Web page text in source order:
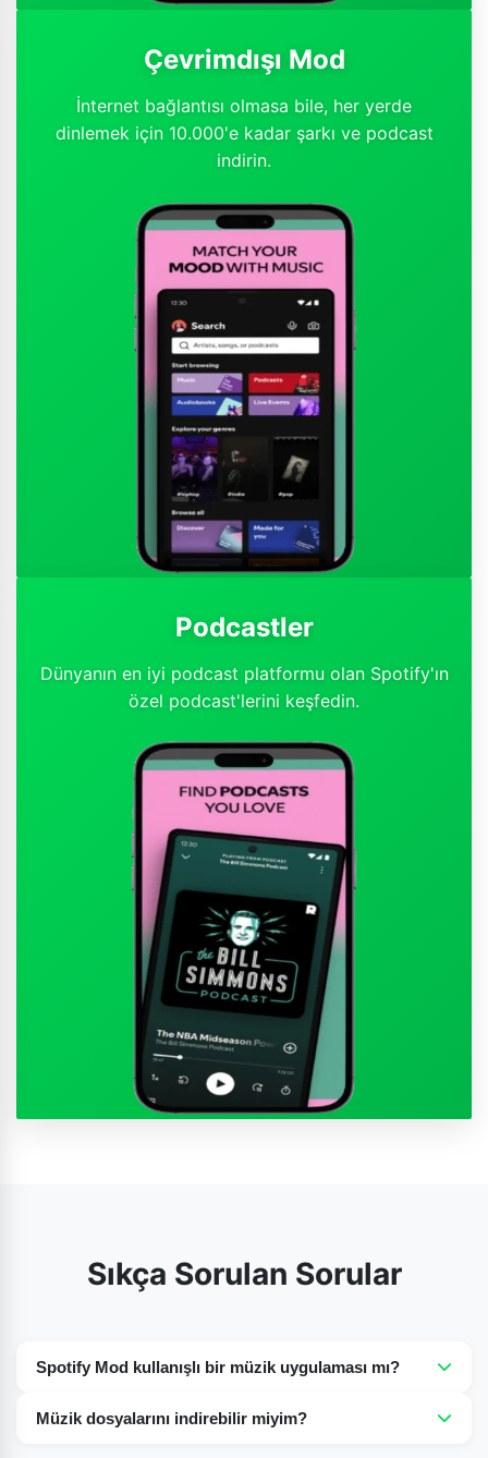
Çevrimdışı Mod
İnternet bağlantısı olmasa bile, her yerde
dinlemek için 10.000'e kadar şarkı ve podcast
indirin.
Podcastler
Dünyanın en iyi podcast platformu olan Spotify'ın
özel podcast'lerini keşfedin.
Sıkça Sorulan Sorular
Spotify Mod kullanışlı bir müzik uygulaması mı?
milyonlarca şarkının keyfini ücretsiz olarak çıkarabilirler
Müzik dosyalarını indirebilir miyim?